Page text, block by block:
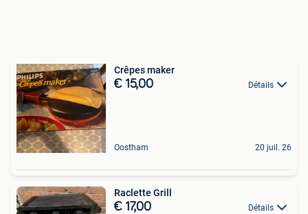
Crêpes maker
€ 15,00 Détails
Oostham 20 juil. 26
Raclette Grill
€ 17,00 Détails